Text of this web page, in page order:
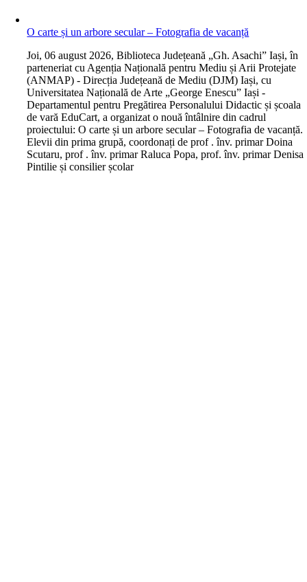
O carte și un arbore secular – Fotografia de vacanță
Joi, 06 august 2026, Biblioteca Județeană „Gh. Asachi” Iași, în
parteneriat cu Agenția Națională pentru Mediu și Arii Protejate
(ANMAP) - Direcția Județeană de Mediu (DJM) Iași, cu
Universitatea Națională de Arte „George Enescu” Iași -
Departamentul pentru Pregătirea Personalului Didactic și școala
de vară EduCart, a organizat o nouă întâlnire din cadrul
proiectului: O carte și un arbore secular – Fotografia de vacanță.
Elevii din prima grupă, coordonați de prof . înv. primar Doina
Scutaru, prof . înv. primar Raluca Popa, prof. înv. primar Denisa
Pintilie și consilier școlar